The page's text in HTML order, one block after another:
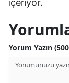
içeriyor.
Yorum Yazın